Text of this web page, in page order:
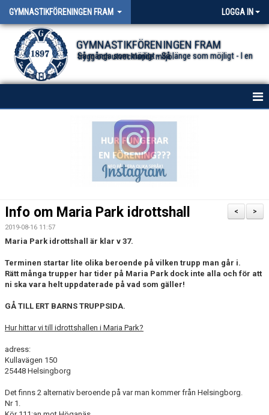
GYMNASTIKFÖRENINGEN FRAM LOGGA IN
GYMNASTIKFÖRENINGEN FRAM
Så många som möjligt - Så länge som möjligt - I en trygg och utvecklande miljö.
NYHETER FÖR ALLA TRUPPER
>
<
Info om Maria Park idrottshall
2019-08-16 11:57
Maria Park idrottshall är klar v 37.
Terminen startar lite olika beroende på vilken trupp man går i.
Rätt många trupper har tider på Maria Park dock inte alla och för att
ni ska vara helt uppdaterade på vad som gäller!
GÅ TILL ERT BARNS TRUPPSIDA.
Hur hittar vi till idrottshallen i Maria Park?
adress:
Kullavägen 150
25448 Helsingborg
Det finns 2 alternativ beroende på var man kommer från Helsingborg.
Nr 1.